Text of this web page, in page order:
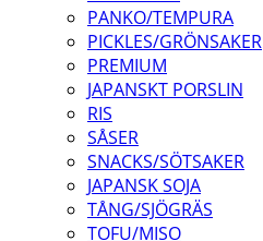
PANKO/TEMPURA
PICKLES/GRÖNSAKER
PREMIUM
JAPANSKT PORSLIN
RIS
SÅSER
SNACKS/SÖTSAKER
JAPANSK SOJA
TÅNG/SJÖGRÄS
TOFU/MISO